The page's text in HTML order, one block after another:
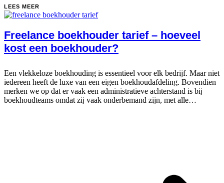
LEES MEER
Freelance boekhouder tarief – hoeveel
kost een boekhouder?
Een vlekkeloze boekhouding is essentieel voor elk bedrijf. Maar niet
iedereen heeft de luxe van een eigen boekhoudafdeling. Bovendien
merken we op dat er vaak een administratieve achterstand is bij
boekhoudteams omdat zij vaak onderbemand zijn, met alle